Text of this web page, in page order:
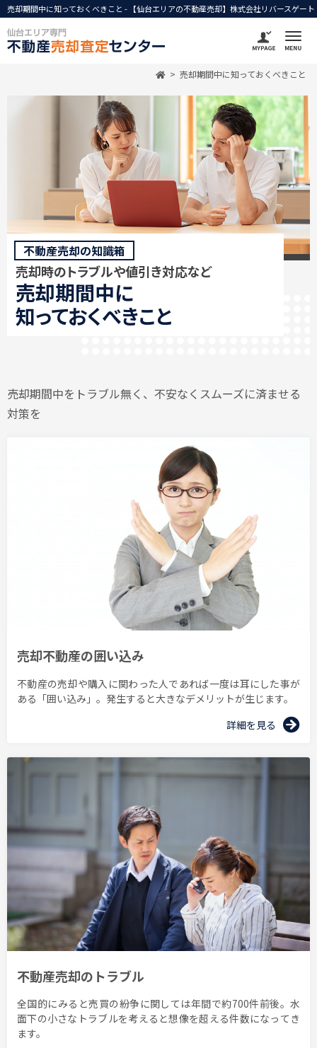
売却期間中に知っておくべきこと - 【仙台エリアの不動産売却】株式会社リバースゲート
売却期間中に知っておくべきこと
不動産売却の知識箱
売却時のトラブルや値引き対応など
売却期間中に
知っておくべきこと
売却期間中をトラブル無く、不安なくスムーズに済ませる
対策を
売却不動産の囲い込み
不動産の売却や購入に関わった人であれば⼀度は耳にした事が
ある「囲い込み」。発生すると大きなデメリットが生じます。
詳細を見る
不動産売却のトラブル
全国的にみると売買の紛争に関しては年間で約700件前後。水
面下の小さなトラブルを考えると想像を超える件数になってき
ます。